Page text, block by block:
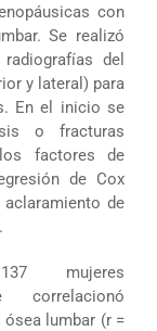
con
Se realizó
del
y lateral) para
En el inicio se
o fracturas
factores de
de Cox
de
mujeres
lumbar (r =